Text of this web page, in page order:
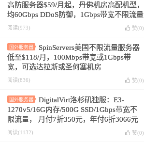
高防服务器$59/月起，丹佛机房高配机型，
均60Gbps DDoS防御，1Gbps带宽不限流量
阅读(973) 赞(0)
国外服务器
SpinServers美国不限流量服务器
低至$118/月，100Mbps带宽或1Gbps带
宽，可选达拉斯或圣何塞机房
阅读(836) 赞(0)
国外服务器
DigitalVirt洛杉矶独服：E3-
1270v5/16G内存/500G SSD/1Gbps带宽不
限流量， 月付7折350元，年付6折3066元
阅读(1132) 赞(0)